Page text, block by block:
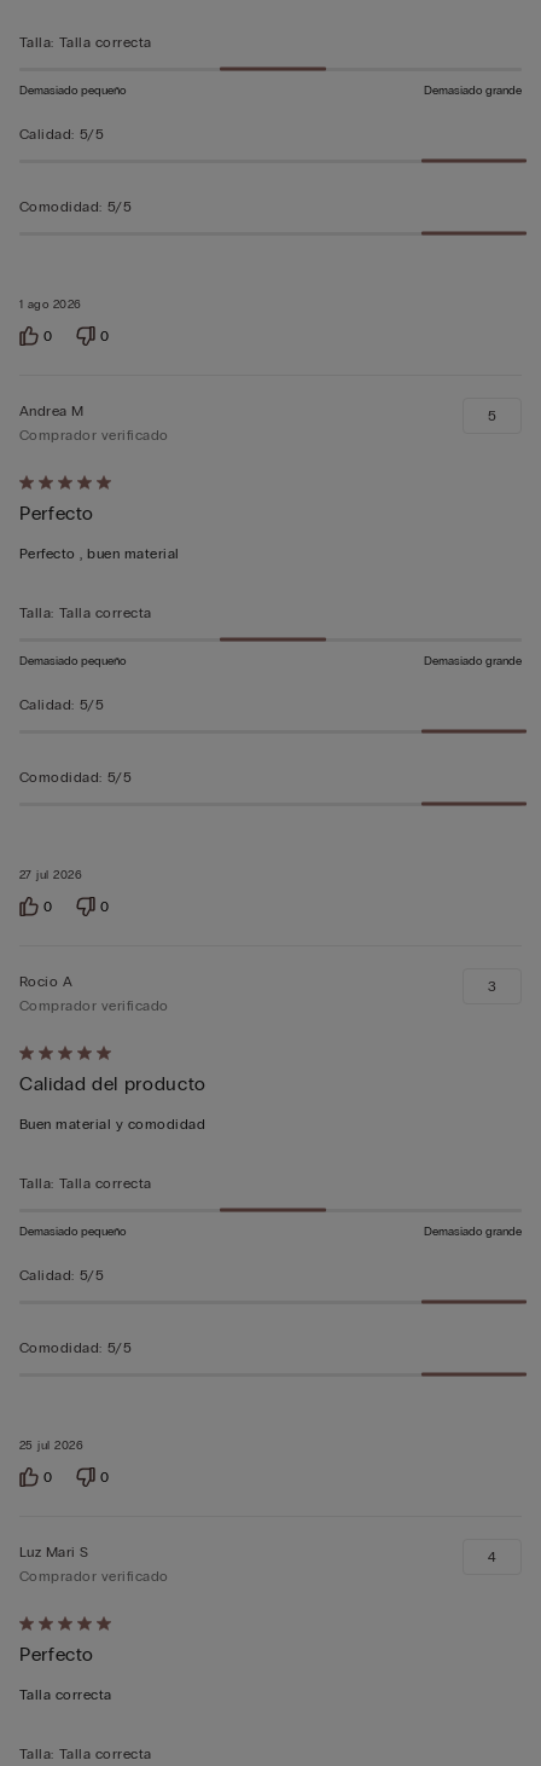
5
1 ago 2026
Talla: Talla correcta
Demasiado pequeño Demasiado grande
Calidad: 5/5
Comodidad: 5/5
0 0
Calificación
de
5
5
27 jul 2026
Andrea M
Comprador verificado
Perfecto
Perfecto , buen material
5
Talla: Talla correcta
Demasiado pequeño Demasiado grande
Calidad: 5/5
Comodidad: 5/5
0 0
Calificación
de
5
5
25 jul 2026
Rocío A
Comprador verificado
Calidad del producto
Buen material y comodidad
3
Talla: Talla correcta
Demasiado pequeño Demasiado grande
Calidad: 5/5
Comodidad: 5/5
0 0
Calificación
de
5
5
Luz Mari S
Comprador verificado
Perfecto
Talla correcta
4
Talla: Talla correcta